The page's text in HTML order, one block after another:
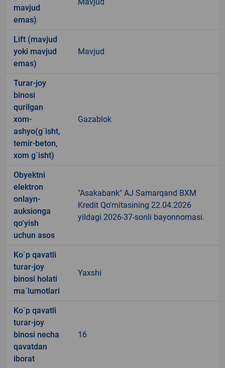
mavjud
emas)
Lift (mavjud
yoki mavjud
emas)
Mavjud
Turar-joy
binosi
qurilgan
xom-
ashyo(g`isht,
temir-beton,
xom g`isht)
Gazablok
Obyektni
elektron
onlayn-
auksionga
qo‘yish
uchun asos
"Asakabank" AJ Samarqand BXM
Kredit Qo'mitasining 22.04.2026
yildagi 2026-37-sonli bayonnomasi.
Ko`p qavatli
turar-joy
binosi holati
ma`lumotlari
Yaxshi
Ko`p qavatli
turar-joy
binosi necha
qavatdan
iborat
16